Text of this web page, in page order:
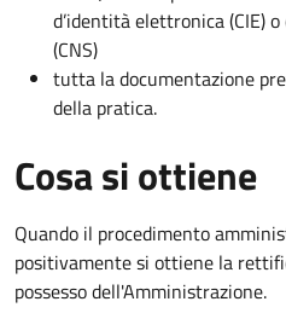
d’identità elettronica (CIE)
(CNS)
tutta la documentazione
della pratica.
Cosa si ottiene
Quando il procedimento
positivamente si ottiene la
possesso dell'Amministrazione.